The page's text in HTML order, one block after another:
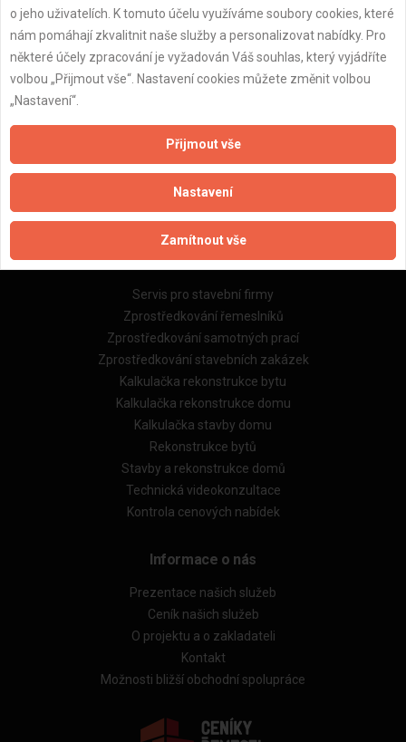
Důležité informace
Naše firmy a řemeslníci
Zásady pro používání souborů cookie
Obchodní podmínky (zprostředkování)
Obchodní podmínky (rozpočtování)
Reference
Naše excelové tabulky online
Naše služby
Servis pro stavební firmy
Zprostředkování řemeslníků
Zprostředkování samotných prací
Zprostředkování stavebních zakázek
Kalkulačka rekonstrukce bytu
Kalkulačka rekonstrukce domu
Kalkulačka stavby domu
Rekonstrukce bytů
Stavby a rekonstrukce domů
Technická videokonzultace
Kontrola cenových nabídek
Informace o nás
Prezentace našich služeb
Ceník našich služeb
O projektu a o zakladateli
Kontakt
Možnosti bližší obchodní spolupráce
o jeho uživatelích. K tomuto účelu využíváme soubory cookies, které
nám pomáhají zkvalitnit naše služby a personalizovat nabídky. Pro
některé účely zpracování je vyžadován Váš souhlas, který vyjádříte
volbou „Přijmout vše“. Nastavení cookies můžete změnit volbou
„Nastavení“.
Přijmout vše
Nastavení
Zamítnout vše